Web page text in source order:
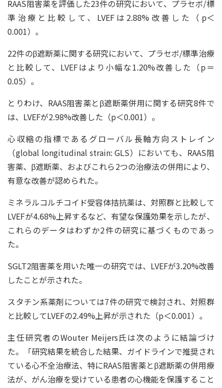
RAAS阻害薬を評価した23件の研究において、プラセボ/標
準治療と比較して、LVEFは2.88%改善した（p＜
0.001）。
22件のβ遮断薬に関する研究において、プラセボ/標準治療
と比較して、LVEFはより小幅な1.20%改善した（p＝
0.05）。
とりわけ、RAAS阻害薬とβ遮断薬併用に関する研究8件で
は、LVEFが2.98%改善した（p＜0.001）。
心収縮の指標であるグローバル長軸方向ストレイン
（global longitudinal strain: GLS）においても、RAAS阻
害薬、β遮断薬、およびこれら2つの治療法の併用により、
有意な改善が認められた。
ミネラルコルチコイド受容体拮抗薬は、対照群と比較して
LVEFが4.68%上昇するなど、有望な保護効果を示したが、
これらのデータはわずか2件の研究に基づくものであっ
た。
SGLT2阻害薬を用いた唯一の研究では、LVEFが3.20%改善
したことが示された。
スタチン系薬剤については7件の研究で検討され、対照群
と比較してLVEFの2.49%上昇が示された（p＜0.001）。
主任研究者のWouter Meijers氏は次のように結論づけ
た。「研究結果を統合した結果、ガイドラインで推奨され
ている心不全治療法、特にRAAS阻害薬とβ遮断薬の併用療
法が、がん治療を受けている患者の心機能を保護すること